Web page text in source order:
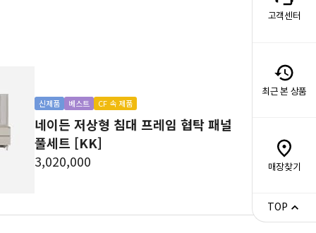
신제품 베스트 CF 속 제품
네이든 저상형 침대 프레임 협탁 패널
풀세트 [KK]
3,020,000
고객센터
최근 본 상품
매장찾기
TOP